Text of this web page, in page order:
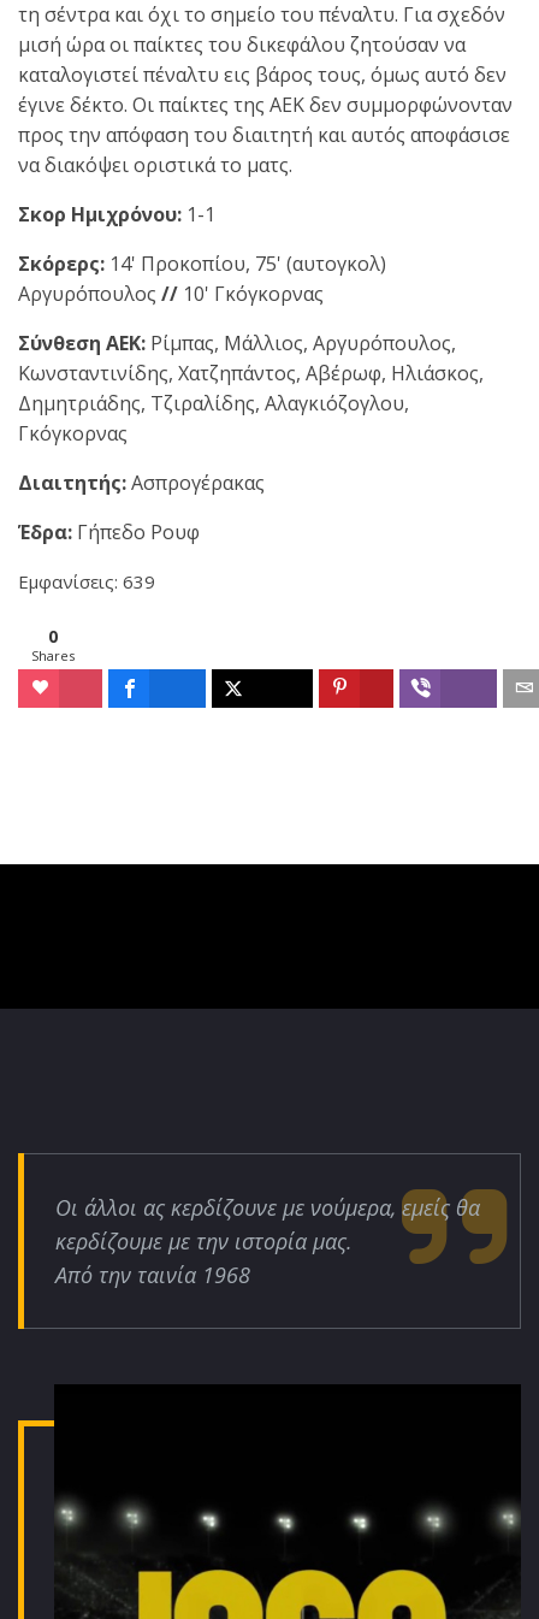
τη σέντρα και όχι το σημείο του πέναλτυ. Για σχεδόν
μισή ώρα οι παίκτες του δικεφάλου ζητούσαν να
καταλογιστεί πέναλτυ εις βάρος τους, όμως αυτό δεν
έγινε δέκτο. Οι παίκτες της ΑΕΚ δεν συμμορφώνονταν
προς την απόφαση του διαιτητή και αυτός αποφάσισε
να διακόψει οριστικά το ματς.
Σκορ Ημιχρόνου: 1-1
Σκόρερς: 14' Προκοπίου, 75' (αυτογκολ)
Αργυρόπουλος // 10' Γκόγκορνας
Σύνθεση ΑΕΚ: Ρίμπας, Μάλλιος, Αργυρόπουλος,
Κωνσταντινίδης, Χατζηπάντος, Αβέρωφ, Ηλιάσκος,
Δημητριάδης, Τζιραλίδης, Αλαγκιόζογλου,
Γκόγκορνας
Διαιτητής:Ασπρογέρακας
Έδρα: Γήπεδο Ρουφ
Εμφανίσεις: 639
0
Shares
Οι άλλοι ας κερδίζουνε με νούμερα, εμείς θα
κερδίζουμε με την ιστορία μας.
Από την ταινία 1968